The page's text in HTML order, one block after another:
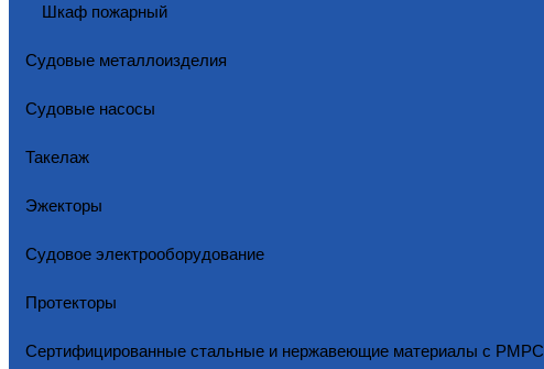
Шкаф пожарный
Судовые металлоизделия
Судовые насосы
Такелаж
Эжекторы
Судовое электрооборудование
Протекторы
Сертифицированные стальные и нержавеющие материалы с РМРС